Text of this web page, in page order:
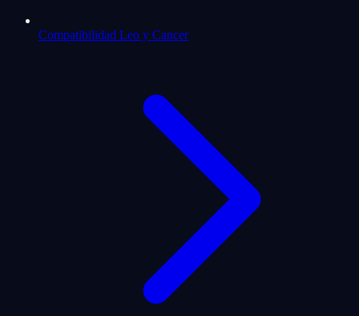
Compatibilidad Leo y Cancer